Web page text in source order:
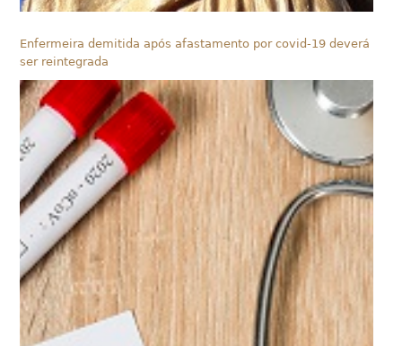
Enfermeira demitida após afastamento por covid-19 deverá
ser reintegrada